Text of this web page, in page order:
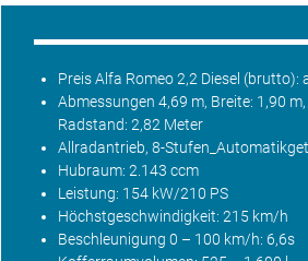
Preis Alfa Romeo 2,2 Diesel (brutto):
Abmessungen 4,69 m, Breite: 1,90
Radstand: 2,82 Meter
Allradantrieb, 8-
Hubraum: 2.143 ccm
Leistung: 154 kW/210 PS
Höchstgeschwindigkeit: 215 km/h
Beschleunigung 0 – 100 km/h: 6,6s